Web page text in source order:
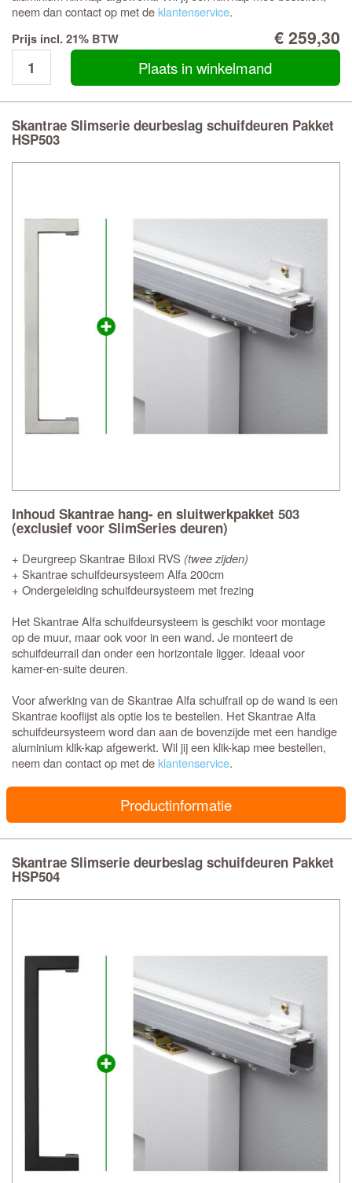
neem dan contact op met deklantenservice.
Prijs incl. 21% BTW
€ 259,30
Plaats in winkelmand
Skantrae Slimserie deurbeslag schuifdeuren Pakket
HSP503
Inhoud Skantrae hang- en sluitwerkpakket 503
(exclusief voor SlimSeries deuren)
+ Deurgreep Skantrae Biloxi RVS (twee zijden)
+ Skantrae schuifdeursysteem Alfa 200cm
+ Ondergeleiding schuifdeursysteem met frezing
Het Skantrae Alfa schuifdeursysteem is geschikt voor montage
op de muur, maar ook voor in een wand. Je monteert de
schuifdeurrail dan onder een horizontale ligger. Ideaal voor
kamer-en-suite deuren.
Voor afwerking van de Skantrae Alfa schuifrail op de wand is een
Skantrae kooflijst als optie los te bestellen. Het Skantrae Alfa
schuifdeursysteem word dan aan de bovenzijde met een handige
aluminium klik-kap afgewerkt. Wil jij een klik-kap mee bestellen,
neem dan contact op met deklantenservice.
Productinformatie
Skantrae Slimserie deurbeslag schuifdeuren Pakket
HSP504